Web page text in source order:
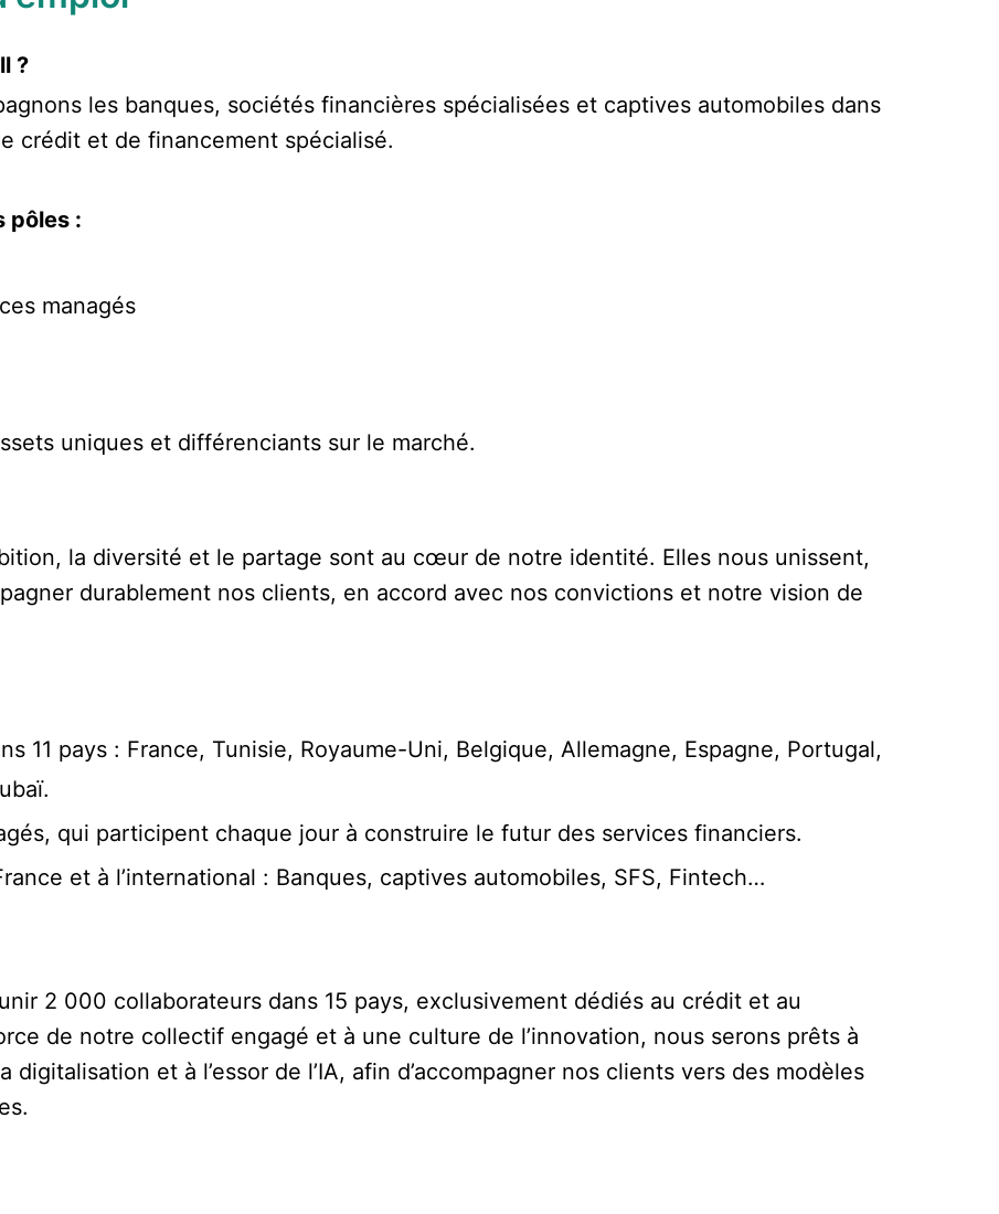
?
les banques, sociétés financières spécialisées et captives automobiles dans
crédit et de financement spécialisé.
pôles :
managés
uniques et différenciants sur le marché.
la diversité et le partage sont au cœur de notre identité. Elles nous unissent,
durablement nos clients, en accord avec nos convictions et notre vision de
11 pays : France, Tunisie, Royaume-Uni, Belgique, Allemagne, Espagne, Portugal,
qui participent chaque jour à construire le futur des services financiers.
et à l’international : Banques, captives automobiles, SFS, Fintech…
2 000 collaborateurs dans 15 pays, exclusivement dédiés au crédit et au
de notre collectif engagé et à une culture de l’innovation, nous serons prêts à
et à l’essor de l’IA, afin d’accompagner nos clients vers des modèles